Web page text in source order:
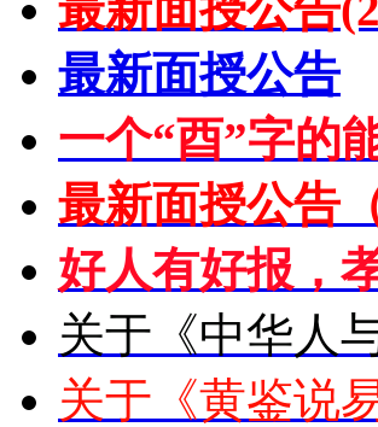
最新面授公告
一个“酉”字的
最新面授公告
好人有好报，
关于《中华人
关于《黄鉴说